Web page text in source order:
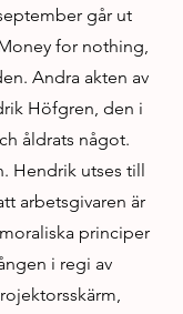
går ut
for nothing,
Andra akten av
Höfgren, den i
åldrats något.
Hendrik utses till
arbetsgivaren är
principer
i regi av